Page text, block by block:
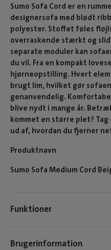
Sumo Sofa Cord er en
designersofa med blødt
polyester. Stoffet føles
overraskende stærkt og
separate moduler kan
du vil. Fra en kompakt
hjørneopstilling. Hvert
brugt lim, hvilket gør
genanvendelig.
blive nydt i mange år.
kommet en større plet?
ud af, hvordan du fjerner
Produktnavn
Sumo Sofa Medium Cord
Funktioner
Brugerinformation